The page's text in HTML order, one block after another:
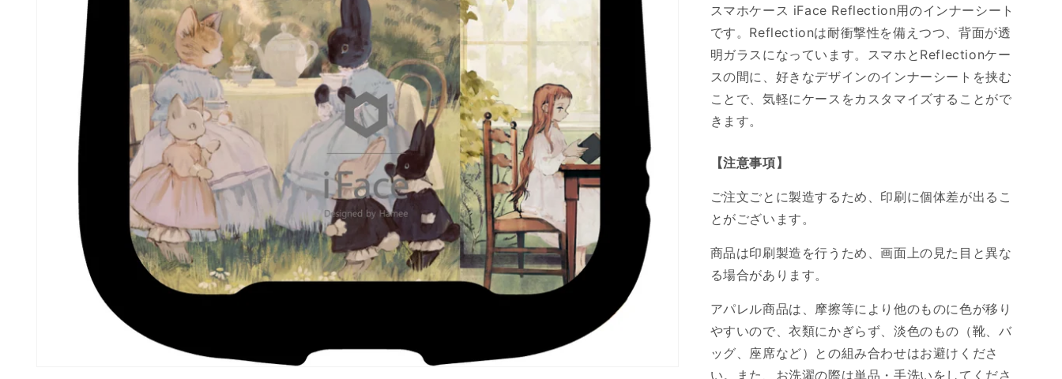
スマホケース iFace Reflection用のインナーシート
です。Reflectionは耐衝撃性を備えつつ、背面が透
明ガラスになっています。スマホとReflectionケー
スの間に、好きなデザインのインナーシートを挟む
ことで、気軽にケースをカスタマイズすることがで
きます。
【注意事項】
ご注文ごとに製造するため、印刷に個体差が出るこ
とがございます。
商品は印刷製造を行うため、画面上の見た目と異な
る場合があります。
アパレル商品は、摩擦等により他のものに色が移り
やすいので、衣類にかぎらず、淡色のもの（靴、バ
ッグ、座席など）との組み合わせはお避けくださ
い。また、お洗濯の際は単品・手洗いをしてくださ